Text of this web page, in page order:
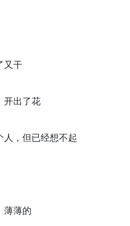
又干
开出了花
人，但已经想不起
薄薄的